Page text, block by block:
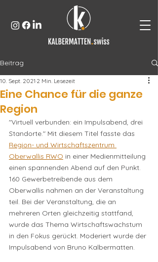
Beitrag
Eine Chance für die ganze
Region
10. Sept. 2021 2 Min. Lesezeit
"Virtuell verbunden: ein Impulsabend, drei
Standorte." Mit diesem Titel fasste das
Region- und Wirtschaftszentrum
Oberwallis RWO in einer Medienmitteilung
einen spannenden Abend auf den Punkt.
160 Gewerbetreibende aus dem
Oberwallis nahmen an der Veranstaltung
teil. Bei der Veranstaltung, die an
mehreren Orten gleichzeitig stattfand,
wurde das Thema Wirtschaftswachstum
in den Fokus gerückt. Moderiert wurde der
Impulsabend von Bruno Kalbermatten.